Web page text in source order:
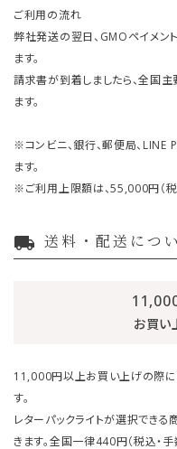
ご利用の流れ
弊社発送の翌日、GMOペイメン
ます。
請求書が到着しましたら、全国
ます。
※コンビニ、銀行、郵便局、LINE
ます。
※ご利用上限額は、55,000円（税
local_shipping 送料・配送につ
お買い
11,000円以上お買い上げの際に
す。
レターパックライトが選択できる
きます。全国一律440円（税込・手